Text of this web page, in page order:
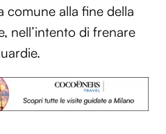
comune alla fine della
nell’intento di frenare